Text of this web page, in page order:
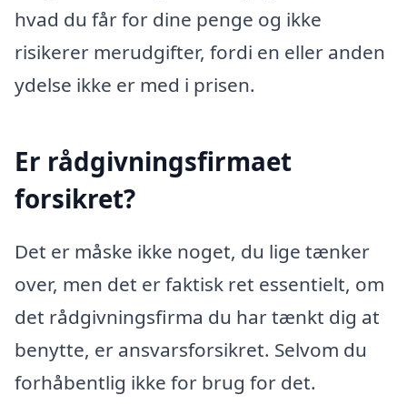
hvad du får for dine penge og ikke
risikerer merudgifter, fordi en eller anden
ydelse ikke er med i prisen.
Er rådgivningsfirmaet
forsikret?
Det er måske ikke noget, du lige tænker
over, men det er faktisk ret essentielt, om
det rådgivningsfirma du har tænkt dig at
benytte, er ansvarsforsikret. Selvom du
forhåbentlig ikke for brug for det.